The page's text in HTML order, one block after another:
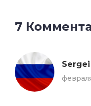
7